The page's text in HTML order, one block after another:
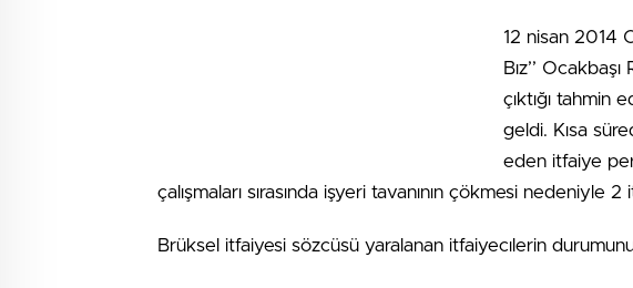
12 nisan 2014
Bız’’
çıktığı tahmin
geldi. Kısa
eden itfaiye
çalışmaları sırasında işyeri tavanının çökmesi nedeniyle
Brüksel itfaiyesi sözcüsü yaralanan itfaiyecılerin